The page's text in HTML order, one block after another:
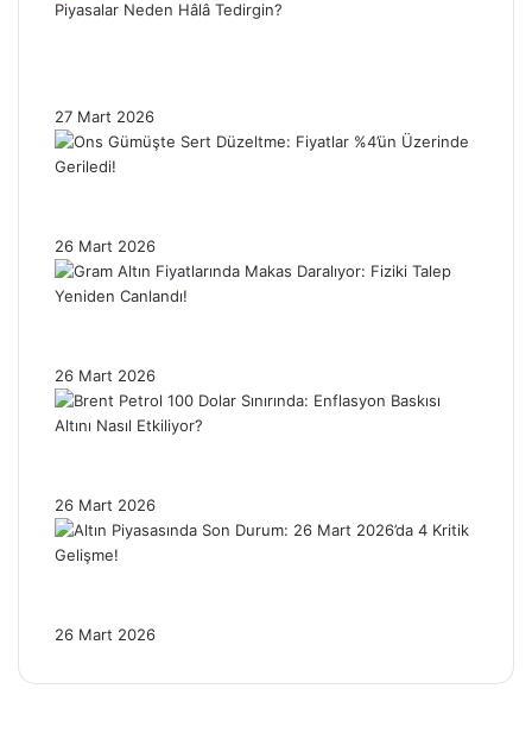
27 Mart 2026
26 Mart 2026
26 Mart 2026
26 Mart 2026
26 Mart 2026